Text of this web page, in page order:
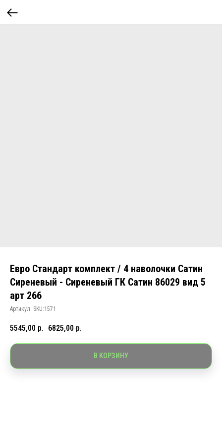
Евро Стандарт комплект / 4 наволочки Сатин
Сиреневый - Сиреневый ГК Сатин 86029 вид 5
арт 266
Артикул: SKU:1571
5545,00 р. 6825,00 р.
В КОРЗИНУ